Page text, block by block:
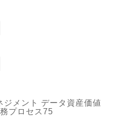
ジメント データ資産価値
プロセス75